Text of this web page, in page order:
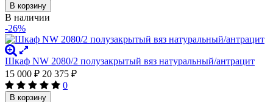
В корзину
В наличии
-26%
Шкаф NW 2080/2 полузакрытый вяз натуральный/антрацит
15 000 ₽ 20 375 ₽
0
В корзину